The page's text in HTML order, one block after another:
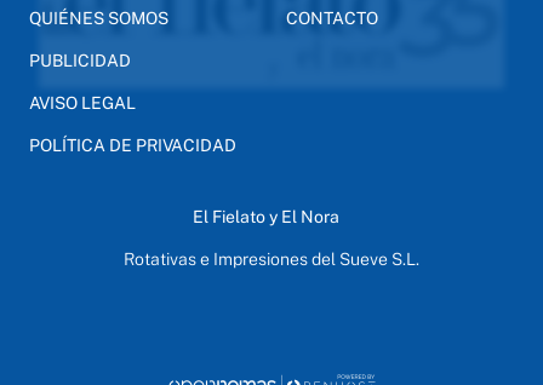
QUIÉNES SOMOS
PUBLICIDAD
AVISO LEGAL
POLÍTICA DE PRIVACIDAD
CONTACTO
El Fielato y El Nora
Rotativas e Impresiones del Sueve S.L.